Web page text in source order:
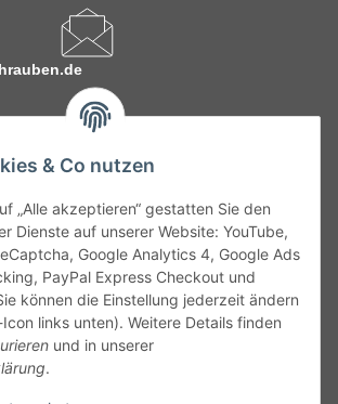
& Co nutzen
„Alle akzeptieren“ gestatten Sie den
Dienste auf unserer Website: YouTube,
Google Analytics 4, Google Ads
PayPal Express Checkout und
können die Einstellung jederzeit ändern
links unten). Weitere Details finden
und in unserer
.
ohne Gewähr. Irrtümer und fehlerhafte
Wenn Sie Datenblätter oder spezielle